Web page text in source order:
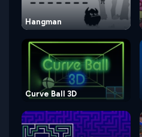
Hangman
Curve Ball 3D